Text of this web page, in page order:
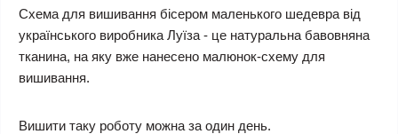
Схема для вишивання бісером маленького шедевра від
українського виробника Луїза - це натуральна бавовняна
тканина, на яку вже нанесено малюнок-схему для
вишивання.
Вишити таку роботу можна за один день.